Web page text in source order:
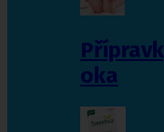
oka